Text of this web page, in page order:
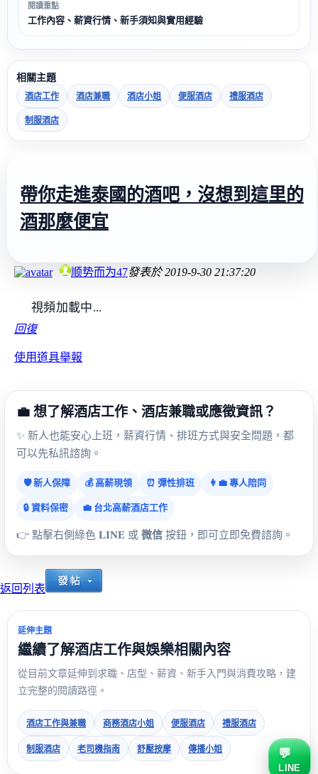
閱讀重點
工作內容、薪資行情、新手須知與實用經驗
相關主題
酒店工作 酒店兼職 酒店小姐 便服酒店 禮服酒店
制服酒店
帶你走進泰國的酒吧，沒想到這里的
酒那麼便宜
顺势而为47發表於2019-9-30 21:37:20
視頻加載中...
回復
使用道具舉報
💼 想了解酒店工作、酒店兼職或應徵資訊？
✨ 新人也能安心上班，薪資行情、排班方式與安全問題，都
可以先私訊諮詢。
🛡️ 新人保障 💰 高薪現領 ⏰ 彈性排班 👩‍💼 專人陪同
🔒 資料保密 💼 台北高薪酒店工作
👉 點擊右側綠色 LINE 或 微信 按鈕，即可立即免費諮詢。
返回列表
延伸主題
繼續了解酒店工作與娛樂相關內容
從目前文章延伸到求職、店型、薪資、新手入門與消費攻略，建
立完整的閱讀路徑。
酒店工作與兼職 商務酒店小姐 便服酒店 禮服酒店
制服酒店 老司機指南 舒壓按摩 傳播小姐
LINE